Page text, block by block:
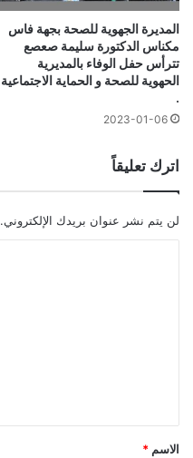
المديرة الجهوية للصحة بجهة فاس
مكناس الدكتورة سليمة صعصع
تترأس حفل الوفاء بالمديرية
الحهوية للصحة و الحماية الاجتماعية
.
2023-01-06
اترك تعليقاً
لن يتم نشر عنوان بريدك الإلكتروني.
*
الاسم *